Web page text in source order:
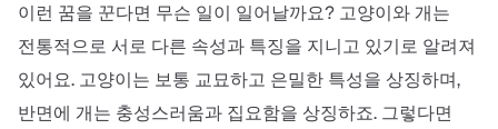
이런 꿈을 꾼다면 무슨 일이 일어날까요? 고양이와 개는
전통적으로 서로 다른 속성과 특징을 지니고 있기로 알려져
있어요. 고양이는 보통 교묘하고 은밀한 특성을 상징하며,
반면에 개는 충성스러움과 집요함을 상징하죠. 그렇다면